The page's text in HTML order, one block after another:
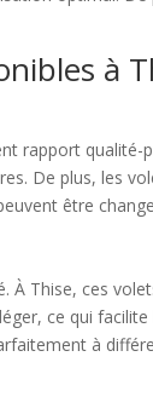
à
rapport
De plus, les
être
Thise, ces
ce qui
à